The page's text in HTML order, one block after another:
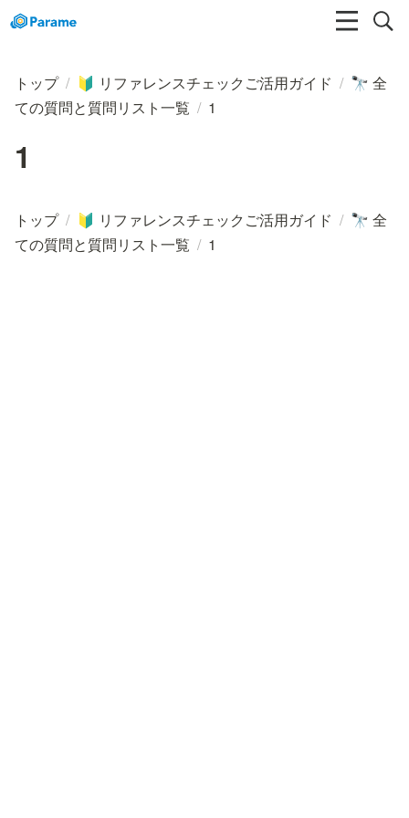
トップ / 🔰 リファレンスチェックご活用ガイド / 🔭 全
ての質問と質問リスト一覧 / 1
1
トップ / 🔰 リファレンスチェックご活用ガイド / 🔭 全
ての質問と質問リスト一覧 / 1